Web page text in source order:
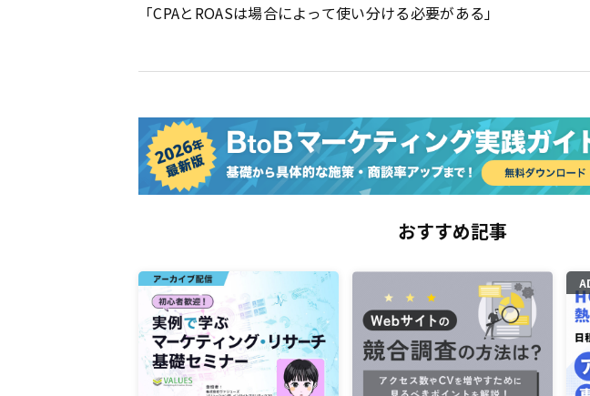
「CPAとROASは場合によって使い分ける必要がある」
おすすめ記事